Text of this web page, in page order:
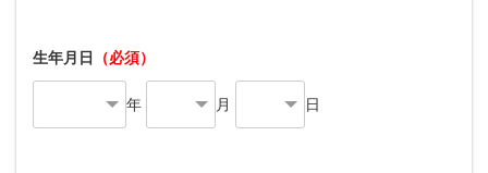
生年月日 （必須）
年 月 日